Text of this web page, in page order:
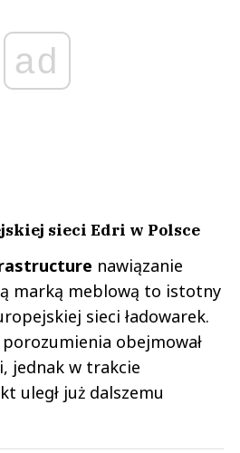
ad
sieci Edri w Polsce
nawiązanie
marką meblową to istotny
sieci ładowarek.
obejmował
jednak w trakcie
uległ już dalszemu